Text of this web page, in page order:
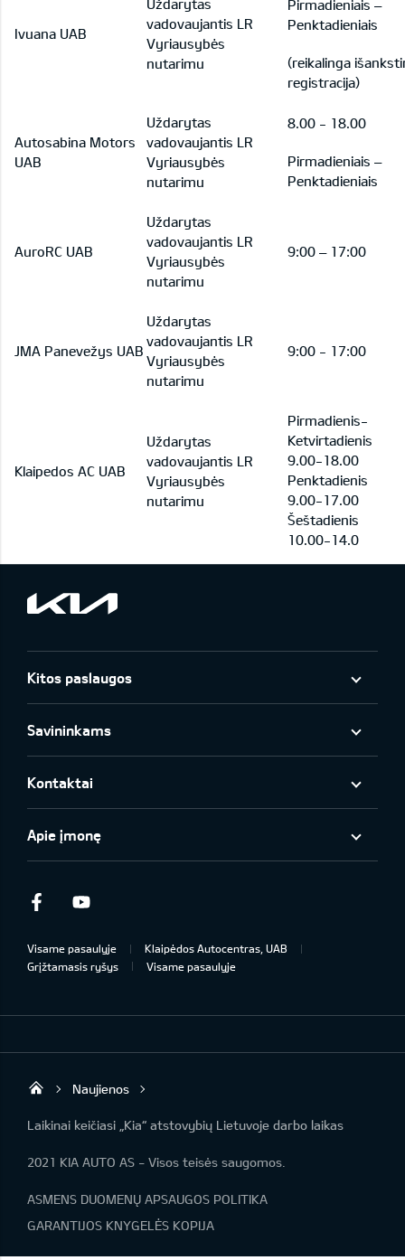
Ivuana UAB
Uždarytas
vadovaujantis LR
Vyriausybės
nutarimu
Pirmadieniais –
Penktadieniais
(reikalinga
registracija)
Autosabina Motors
UAB
Uždarytas
vadovaujantis LR
Vyriausybės
nutarimu
8.00 - 18.00
Pirmadieniais –
Penktadieniais
AuroRC UAB
Uždarytas
vadovaujantis LR
Vyriausybės
nutarimu
9:00 – 17:00
JMA Panevežys UAB
Uždarytas
vadovaujantis LR
Vyriausybės
nutarimu
9:00 - 17:00
Klaipedos AC UAB
Uždarytas
vadovaujantis LR
Vyriausybės
nutarimu
Pirmadienis-
Ketvirtadienis
9.00-18.00
Penktadienis
9.00-17.00
Šeštadienis
10.00-14.0
Kitos paslaugos
Savininkams
Kontaktai
Apie įmonę
Facebook
Visame pasaulyje
Klaipėdos Autocentras, UAB
Grįžtamasis ryšys
Visame pasaulyje
Klaipėdos Autocentras
Naujienos
Laikinai keičiasi „Kia“ atstovybių Lietuvoje darbo laikas
2021 KIA AUTO AS - Visos teisės saugomos.
ASMENS DUOMENŲ APSAUGOS POLITIKA
GARANTIJOS KNYGELĖS KOPIJA